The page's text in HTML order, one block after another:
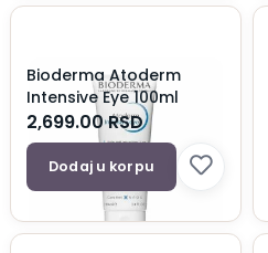
Bioderma Atoderm
Intensive Eye 100ml
2,699.00RSD
Dodaj u korpu